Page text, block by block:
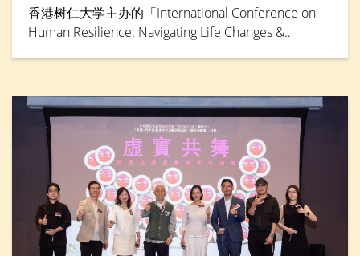
香港树仁大学主办的「International Conference on
Human Resilience: Navigating Life Changes &
大型跨学科研究成果，分析本港「Alpha」世代（生于
2010年后）到婴儿潮世代（生于1946年至1964年）
的抗逆力与心理健康情况。